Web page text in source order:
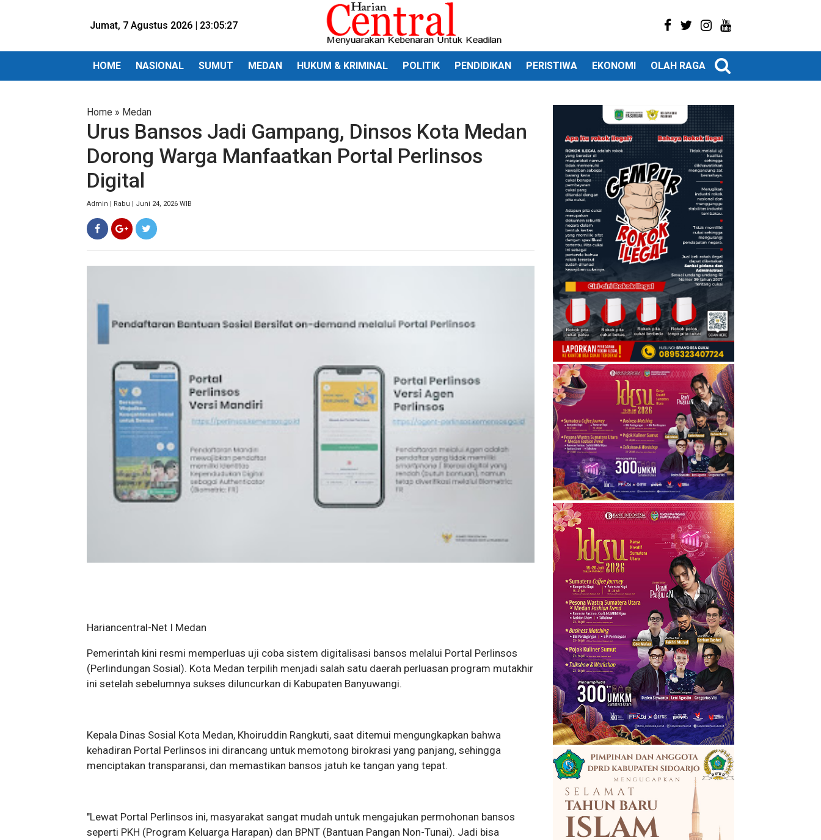
Jumat, 7 Agustus 2026 | 23:05:29
HOME NASIONAL SUMUT MEDAN HUKUM & KRIMINAL POLITIK PENDIDIKAN PERISTIWA EKONOMI OLAH RAGA
Home » Medan
Urus Bansos Jadi Gampang, Dinsos Kota Medan
Dorong Warga Manfaatkan Portal Perlinsos
Digital
Admin | Rabu | Juni 24, 2026 WIB
Hariancentral-Net I Medan
Pemerintah kini resmi memperluas uji coba sistem digitalisasi bansos melalui Portal Perlinsos
(Perlindungan Sosial). Kota Medan terpilih menjadi salah satu daerah perluasan program mutakhir
ini setelah sebelumnya sukses diluncurkan di Kabupaten Banyuwangi.
​Kepala Dinas Sosial Kota Medan, Khoiruddin Rangkuti, saat ditemui mengungkapkan bahwa
kehadiran Portal Perlinsos ini dirancang untuk memotong birokrasi yang panjang, sehingga
menciptakan transparansi, dan memastikan bansos jatuh ke tangan yang tepat.
​"Lewat Portal Perlinsos ini, masyarakat sangat mudah untuk mengajukan permohonan bansos
seperti PKH (Program Keluarga Harapan) dan BPNT (Bantuan Pangan Non-Tunai). Jadi bisa